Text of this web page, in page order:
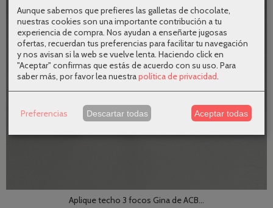
Aplique techo 3 focos Gina de ACB...
Aunque sabemos que prefieres las galletas de chocolate,
nuestras cookies son una importante contribución a tu
experiencia de compra. Nos ayudan a enseñarte jugosas
ofertas, recuerdan tus preferencias para facilitar tu navegación
y nos avisan si la web se vuelve lenta. Haciendo click en
"Aceptar" confirmas que estás de acuerdo con su uso. Para
saber más, por favor lea nuestrapolítica de privacidad.
Preferencias Descartar todas Aceptar todas